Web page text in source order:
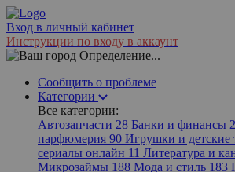
Вход в личный кабинет
Инструкции по входу в аккаунт
Определение...
Сообщить о проблеме
Категории
Все категории:
Автозапчасти 28 Банки и финансы
парфюмерия 90 Игрушки и детские
сериалы онлайн 11 Литература и
Микрозаймы 188 Мода и стиль 183